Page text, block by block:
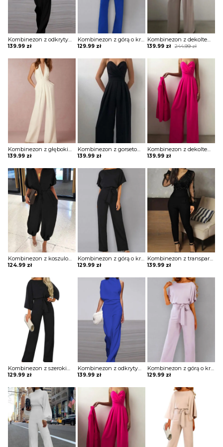
139.99 zł
Kombinezon z górą o kroju nietoperza i wiązaniem w pasie
129.99 zł
Kombinezon z dekoltem w kształcie serca i szerokimi nogawkami
244.99zł
Original
was:
139.99 zł
Current
is:
139.99 zł
Kombinezon z gorsetową górą i szerokimi nogawkami
139.99 zł
Kombinezon z dekoltem w kształcie serca i szerokimi nogawkami
139.99 zł
Kombinezon z koszulową górą i dołem typu alladynki
124.99 zł
Kombinezon z górą o kroju nietoperza i wiązaniem w pasie
129.99 zł
Kombinezon z transparentną cekinową górą
139.99 zł
Kombinezon z szerokimi rękawami i łezką na plecach
129.99 zł
Kombinezon z odkrytym ramieniem i luźnym dołem
139.99 zł
Kombinezon z górą o kroju nietoperza i wiązaniem w pasie
129.99 zł